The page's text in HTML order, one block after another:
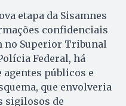
etapa da Sisamnes
confidenciais
no Superior Tribunal
Federal, há
públicos e
que envolveria
sigilosos de